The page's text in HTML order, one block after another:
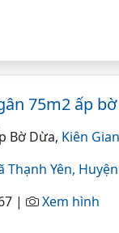
75m2 ấp
Bờ Dừa, Kiên
Thạnh Yên, Huyện
|
Xem hình